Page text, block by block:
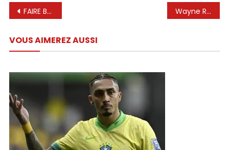
Navigation
l’article
FAIRE BAISER LE MONDE ENTIER !! L’arrivée de Messi ne fait rien de la LIGA 😱 Messi to City News ✅ Wayne Rooney snobe Lionel Messi et nomme le joueur avec lequel il aurait aimé jouer
VOUS AIMEREZ AUSSI